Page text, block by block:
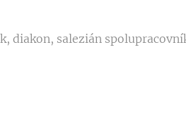
diakon, salezián